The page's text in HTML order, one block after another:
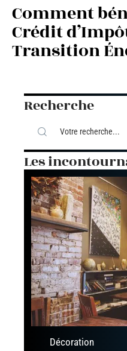
Comment
Crédit
Transition
Recherche
Les
Décoration